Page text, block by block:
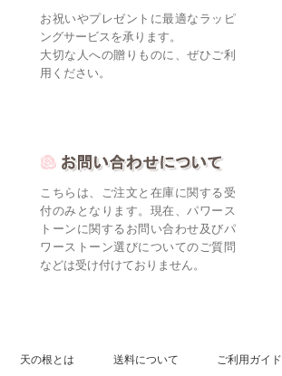
お祝いやプレゼントに最適なラッピ
ングサービスを承ります。
大切な人への贈りものに、ぜひご利
用ください。
こちらは、ご注文と在庫に関する受
付のみとなります。現在、パワース
トーンに関するお問い合わせ及びパ
ワーストーン選びについてのご質問
などは受け付けておりません。
天の根とは 送料について ご利用ガイド